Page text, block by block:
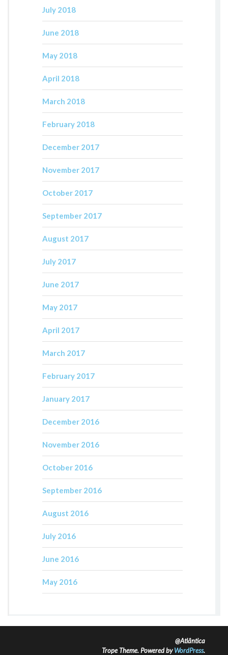
July 2018
June 2018
May 2018
April 2018
March 2018
February 2018
December 2017
November 2017
October 2017
September 2017
August 2017
July 2017
June 2017
May 2017
April 2017
March 2017
February 2017
January 2017
December 2016
November 2016
October 2016
September 2016
August 2016
July 2016
June 2016
May 2016
@Atlântica
Trope Theme. Powered byWordPress.